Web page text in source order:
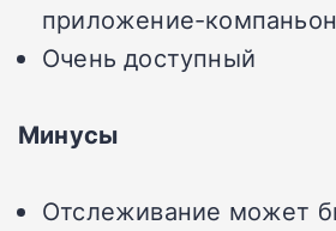
приложение-компаньон
Очень доступный
Минусы
Отслеживание может